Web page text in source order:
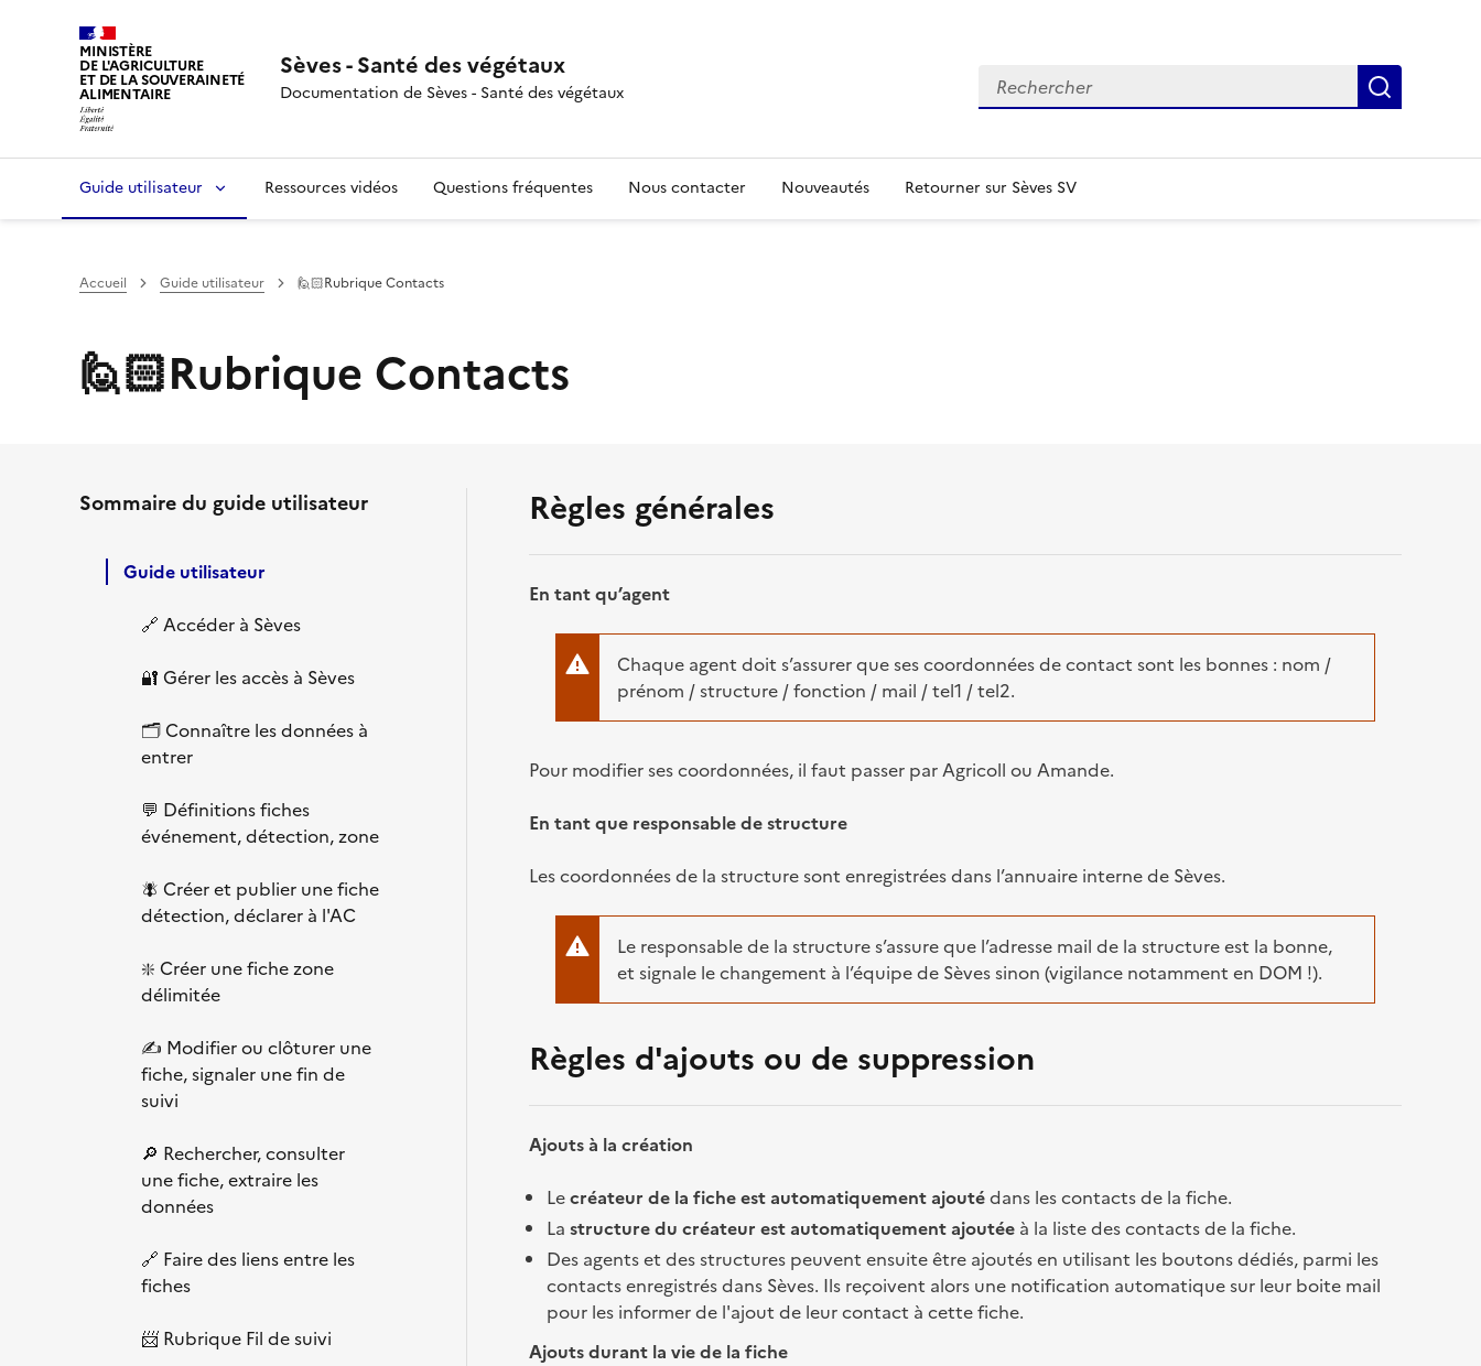
MINISTÈRE
DE L'AGRICULTURE
ET DE LA SOUVERAINETÉ
ALIMENTAIRE
Sèves - Santé des végétaux
Documentation de Sèves - Santé des végétaux
Rechercher
Guide utilisateur Ressources vidéos Questions fréquentes Nous contacter Nouveautés Retourner sur Sèves SV
Accueil Guide utilisateur 🙋🏻Rubrique Contacts
🙋🏻Rubrique Contacts
Sommaire du guide utilisateur
Guide utilisateur
🔗 Accéder à Sèves
🔐 Gérer les accès à Sèves
🗂️ Connaître les données à
entrer
💬 Définitions fiches
événement, détection, zone
🪰 Créer et publier une fiche
détection, déclarer à l'AC
❇️ Créer une fiche zone
délimitée
✍️ Modifier ou clôturer une
fiche, signaler une fin de
suivi
🔎 Rechercher, consulter
une fiche, extraire les
données
🔗 Faire des liens entre les
fiches
📨 Rubrique Fil de suivi
Règles générales
En tant qu’agent
Chaque agent doit s’assurer que ses coordonnées de contact sont les bonnes : nom /
prénom / structure / fonction / mail / tel1 / tel2.
Pour modifier ses coordonnées, il faut passer par Agricoll ou Amande.
En tant que responsable de structure
Les coordonnées de la structure sont enregistrées dans l’annuaire interne de Sèves.
Le responsable de la structure s’assure que l’adresse mail de la structure est la bonne,
et signale le changement à l’équipe de Sèves sinon (vigilance notamment en DOM !).
Règles d'ajouts ou de suppression
Ajouts à la création
Lecréateur de la fiche est automatiquement ajoutédans les contacts de la fiche.
La structure du créateur est automatiquement ajoutéeà la liste des contacts de la fiche.
Des agents et des structures peuvent ensuite être ajoutés en utilisant les boutons dédiés, parmi les
contacts enregistrés dans Sèves. Ils reçoivent alors une notification automatique sur leur boite mail
pour les informer de l'ajout de leur contact à cette fiche.
Ajouts durant la vie de la fiche